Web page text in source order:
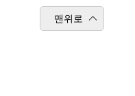
맨위로